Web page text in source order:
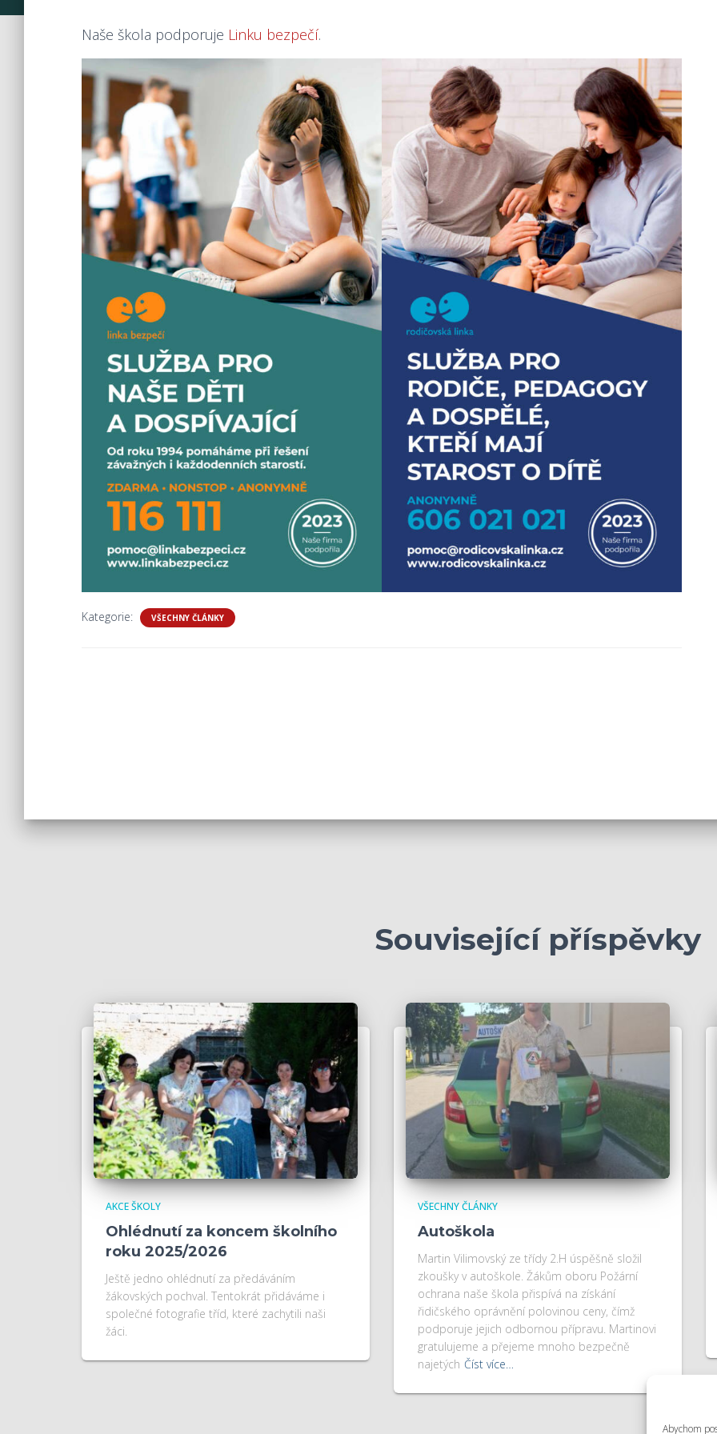
Abychom
Naše škola podporuje Linku bezpečí.
Kategorie: VŠECHNY ČLÁNKY
Související příspěvky
AKCE ŠKOLY
Ohlédnutí za koncem školního
roku 2025/2026
Ještě jedno ohlédnutí za předáváním
žákovských pochval. Tentokrát přidáváme i
společné fotografie tříd, které zachytili naši
žáci.
VŠECHNY ČLÁNKY
Autoškola
Martin Vilimovský ze třídy 2.H úspěšně složil
zkoušky v autoškole. Žákům oboru Požární
ochrana naše škola přispívá na získání
řidičského oprávnění polovinou ceny, čímž
podporuje jejich odbornou přípravu. Martinovi
gratulujeme a přejeme mnoho bezpečně
najetých Číst více…